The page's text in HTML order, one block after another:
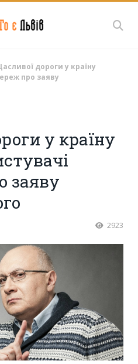
дороги у країну
про заяву
у країну
заяву
2923